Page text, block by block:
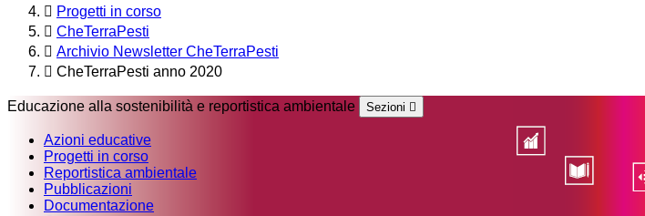
Progetti in corso
CheTerraPesti
Archivio Newsletter CheTerraPesti
CheTerraPesti anno 2020
Educazione alla sostenibilità e reportistica ambientale Sezioni
Azioni educative
Progetti in corso
Reportistica ambientale
Pubblicazioni
Documentazione